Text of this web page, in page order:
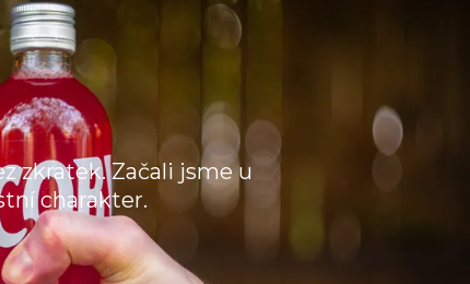
zkratek. Začali jsme u
charakter.